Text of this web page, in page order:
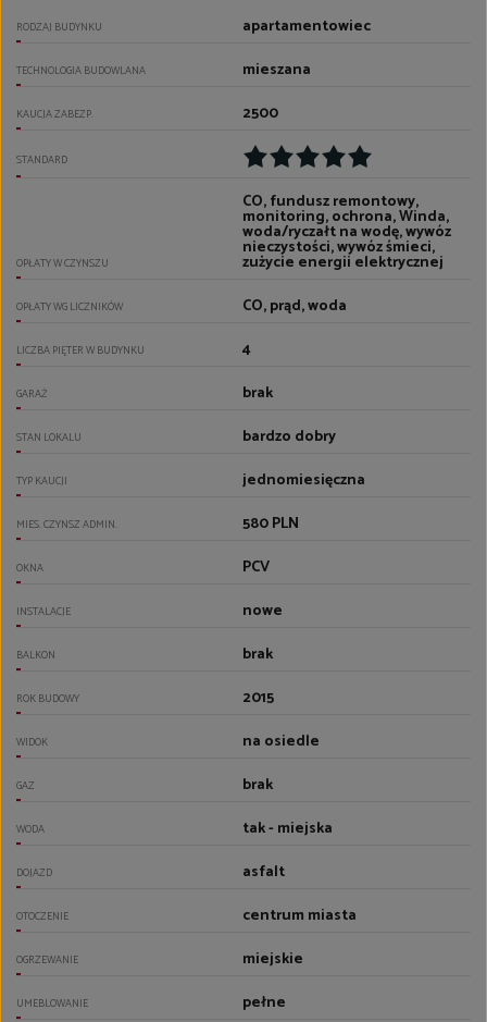
RODZAJ BUDYNKU apartamentowiec
TECHNOLOGIA BUDOWLANA mieszana
KAUCJA ZABEZP. 2500
STANDARD
OPŁATY W CZYNSZU
CO, fundusz remontowy,
monitoring, ochrona, Winda,
woda/ryczałt na wodę, wywóz
nieczystości, wywóz śmieci,
zużycie energii elektrycznej
OPŁATY WG LICZNIKÓW CO, prąd, woda
LICZBA PIĘTER W BUDYNKU 4
GARAŻ brak
STAN LOKALU bardzo dobry
TYP KAUCJI jednomiesięczna
MIES. CZYNSZ ADMIN. 580 PLN
OKNA PCV
INSTALACJE nowe
BALKON brak
ROK BUDOWY 2015
WIDOK na osiedle
GAZ brak
WODA tak - miejska
DOJAZD asfalt
OTOCZENIE centrum miasta
OGRZEWANIE miejskie
UMEBLOWANIE pełne